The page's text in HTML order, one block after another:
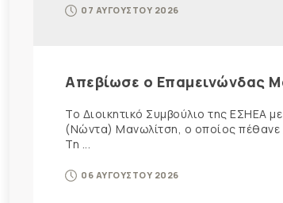
07 ΑΥΓΟΥΣΤΟΥ 2026
Απεβίωσε ο Επαμεινώνδας
Το Διοικητικό Συμβούλιο της ΕΣΗΕΑ
(Νώντα) Μανωλίτση, ο οποίος πέθανε
Τη ...
06 ΑΥΓΟΥΣΤΟΥ 2026